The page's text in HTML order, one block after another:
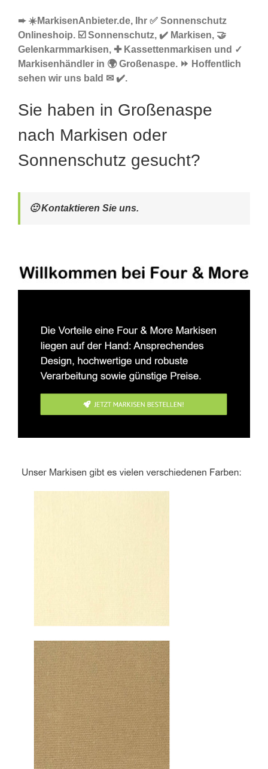
➨ ☀️MarkisenAnbieter.de, Ihr ✅ Sonnenschutz
Onlineshoip. ☑️ Sonnenschutz, ✔️ Markisen, 🤝
Gelenkarmmarkisen, ✚ Kassettenmarkisen und ✓
Markisenhändler in 🌍 Großenaspe. ⏩ Hoffentlich
sehen wir uns bald ✉ ✔️.
Sie haben in Großenaspe
nach Markisen oder
Sonnenschutz gesucht?
🙂 Kontaktieren Sie uns.